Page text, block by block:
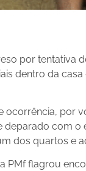
por tentativa
dentro da
ocorrência, por
deparado com
dos quartos e
PMf flagrou